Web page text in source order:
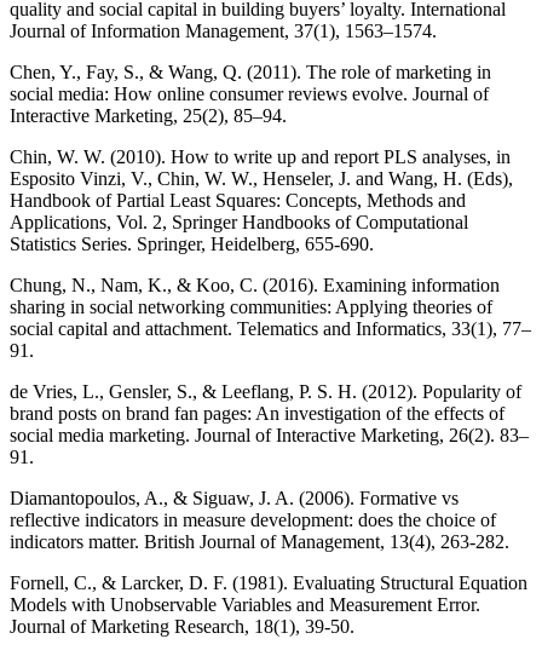
quality and social capital in building buyers’ loyalty. International
Journal of Information Management, 37(1), 1563–1574.
Chen, Y., Fay, S., & Wang, Q. (2011). The role of marketing in
social media: How online consumer reviews evolve. Journal of
Interactive Marketing, 25(2), 85–94.
Chin, W. W. (2010). How to write up and report PLS analyses, in
Esposito Vinzi, V., Chin, W. W., Henseler, J. and Wang, H. (Eds),
Handbook of Partial Least Squares: Concepts, Methods and
Applications, Vol. 2, Springer Handbooks of Computational
Statistics Series. Springer, Heidelberg, 655-690.
Chung, N., Nam, K., & Koo, C. (2016). Examining information
sharing in social networking communities: Applying theories of
social capital and attachment. Telematics and Informatics, 33(1), 77–
91.
de Vries, L., Gensler, S., & Leeflang, P. S. H. (2012). Popularity of
brand posts on brand fan pages: An investigation of the effects of
social media marketing. Journal of Interactive Marketing, 26(2). 83–
91.
Diamantopoulos, A., & Siguaw, J. A. (2006). Formative vs
reflective indicators in measure development: does the choice of
indicators matter. British Journal of Management, 13(4), 263-282.
Fornell, C., & Larcker, D. F. (1981). Evaluating Structural Equation
Models with Unobservable Variables and Measurement Error.
Journal of Marketing Research, 18(1), 39-50.